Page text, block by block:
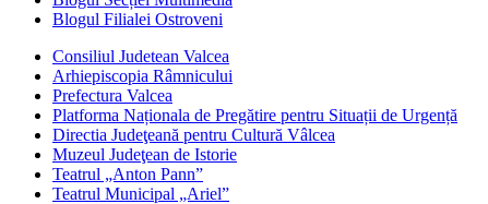
Blogul Filialei Ostroveni
Consiliul Judetean Valcea
Arhiepiscopia Râmnicului
Prefectura Valcea
Platforma Naționala de Pregătire pentru Situații de Urgență
Directia Judeţeană pentru Cultură Vâlcea
Muzeul Judeţean de Istorie
Teatrul „Anton Pann”
Teatrul Municipal „Ariel”